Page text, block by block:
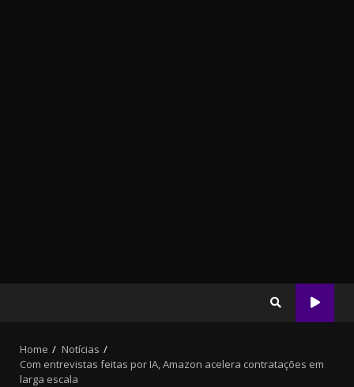
Home
Notícias
Com entrevistas feitas por IA, Amazon acelera contratações em
larga escala